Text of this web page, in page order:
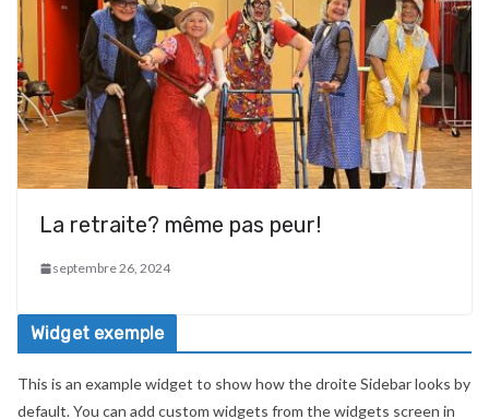
La retraite? même pas peur!
septembre 26, 2024
Widget exemple
This is an example widget to show how the droite Sidebar looks by
default. You can add custom widgets from the widgets screen in